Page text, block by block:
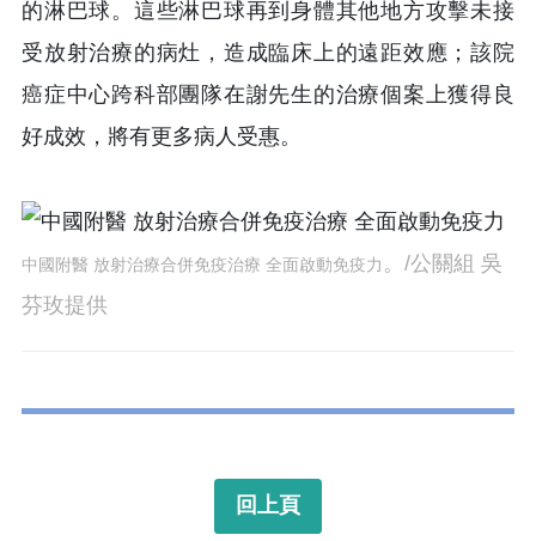
的淋巴球。這些淋巴球再到身體其他地方攻擊未接
受放射治療的病灶，造成臨床上的遠距效應；該院
癌症中心跨科部團隊在謝先生的治療個案上獲得良
好成效，將有更多病人受惠。
中國附醫 放射治療合併免疫治療 全面啟動免疫力 。/公關組 吳
芬玫提供
回上頁